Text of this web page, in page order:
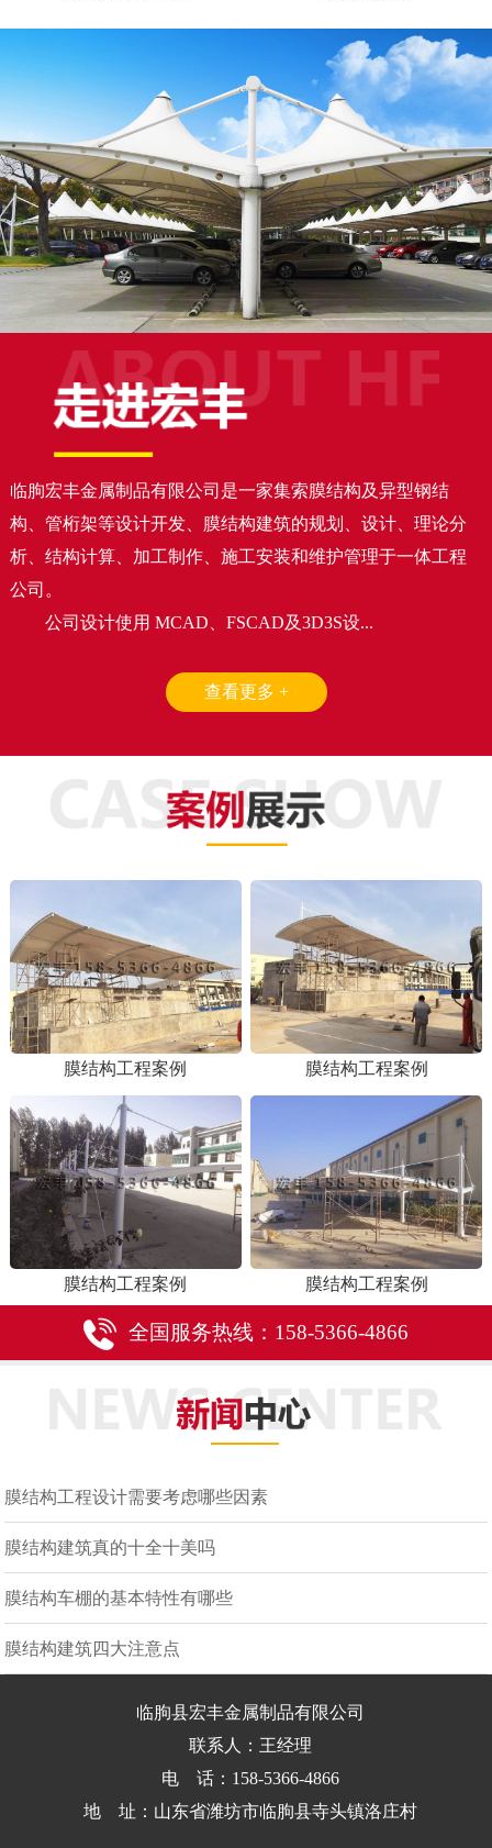
临朐宏丰金属制品有限公司是一家集索膜结构及异型钢结
构、管桁架等设计开发、膜结构建筑的规划、设计、理论分
析、结构计算、加工制作、施工安装和维护管理于一体工程
公司。
公司设计使用 MCAD、FSCAD及3D3S设...
查看更多 +
膜结构工程案例 膜结构工程案例
膜结构工程案例 膜结构工程案例
全国服务热线：158-5366-4866
膜结构工程设计需要考虑哪些因素
膜结构建筑真的十全十美吗
膜结构车棚的基本特性有哪些
膜结构建筑四大注意点
临朐县宏丰金属制品有限公司
联系人：王经理
电 话：158-5366-4866
地 址：山东省潍坊市临朐县寺头镇洛庄村